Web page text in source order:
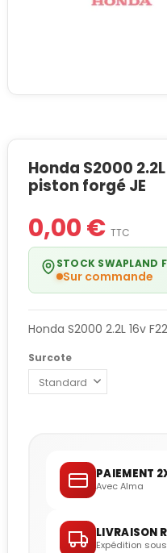
Honda S2000
piston forgé JE
0,00 € TTC
STOCK SWAPLAND
Sur commande
Honda S2000 2.2L 16v
Surcote
PAIEMENT
Avec Alma
LIVRAISON
Expédition